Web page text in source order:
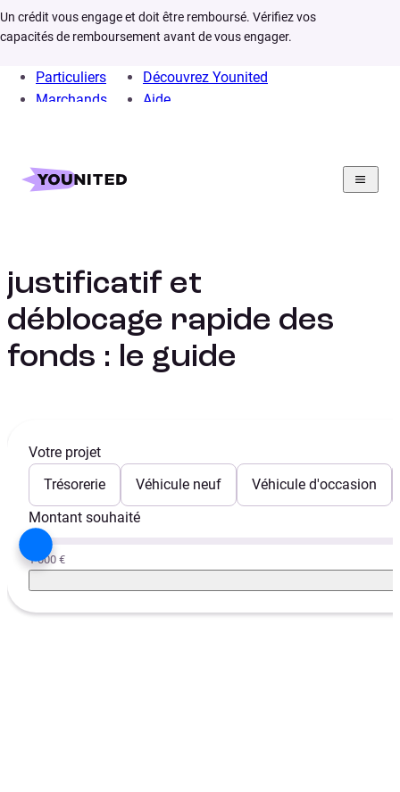
Un crédit vous engage et doit être remboursé. Vérifiez vos
capacités de remboursement avant de vous engager.
Particuliers
Marchands
Découvrez Younited
Aide
Home
Infos
Credit travaux sans justificatif
justificatif et
déblocage rapide des
fonds : le guide
Votre projet
Trésorerie
Véhicule neuf
Véhicule d'occasion
Montant souhaité
1 000 €